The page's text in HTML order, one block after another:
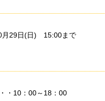
月29日(日) 15:00まで
・10：00～18：00